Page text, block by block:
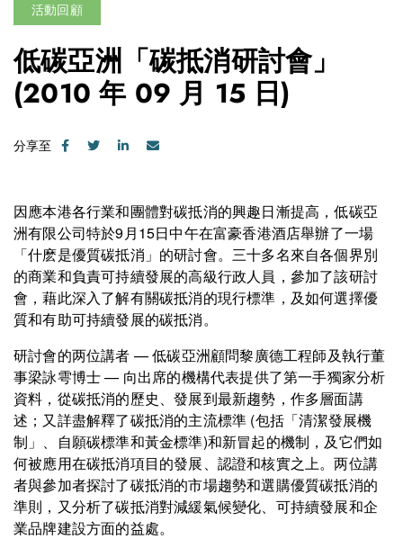
活動回顧
低碳亞洲「碳抵消研討會」
(2010 年 09 月 15 日)
分享至
因應本港各行業和團體對碳抵消的興趣日漸提高，低碳亞
洲有限公司特於9月15日中午在富豪香港酒店舉辦了一場
「什麽是優質碳抵消」的研討會。三十多名來自各個界別
的商業和負責可持續發展的高級行政人員，參加了該研討
會，藉此深入了解有關碳抵消的現行標準，及如何選擇優
質和有助可持續發展的碳抵消。
研討會的两位講者 — 低碳亞洲顧問黎廣德工程師及執行董
事梁詠雩博士 — 向出席的機構代表提供了第一手獨家分析
資料，從碳抵消的歷史、發展到最新趨勢，作多層面講
述；又詳盡解釋了碳抵消的主流標準 (包括「清潔發展機
制」、自願碳標準和黃金標準)和新冒起的機制，及它們如
何被應用在碳抵消項目的發展、認證和核實之上。两位講
者與參加者探討了碳抵消的市場趨勢和選購優質碳抵消的
準則，又分析了碳抵消對減緩氣候變化、可持續發展和企
業品牌建設方面的益處。